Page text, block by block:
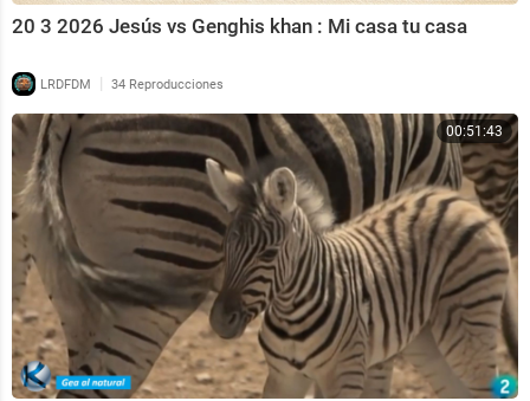
20 3 2026 Jesús vs Genghis khan : Mi casa tu casa
LRDFDM | 34 Reproducciones
00:51:43